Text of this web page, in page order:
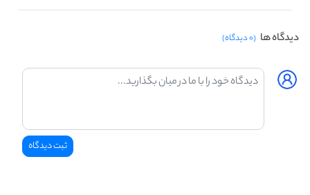
دیدگاه ها (۰ دیدگاه)